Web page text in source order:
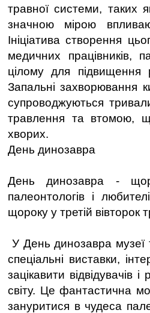
травної системи, таких
значною мірою
Ініціатива створення
медичних працівників,
цілому для підвищення
Запальні захворювання
супроводжуються
травлення та втомою,
хворих.
День динозавра
День динозавра -
палеонтологів і
щороку у третій вівторок
У День динозавра музеї
спеціальні виставки,
зацікавити відвідувачів
світу. Це фантастична
зануритися в чудеса